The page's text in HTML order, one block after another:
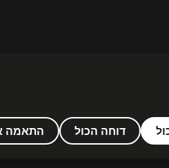
2023 All rights reserved.
דוחה הכול התאמה